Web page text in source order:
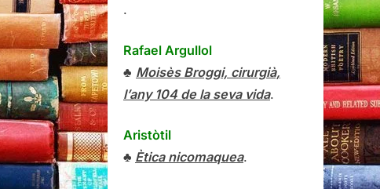
.
Rafael Argullol
♣ Moisès Broggi, cirurgià,
l’any 104 de la seva vida.
Aristòtil
♣ Ètica nicomaquea.